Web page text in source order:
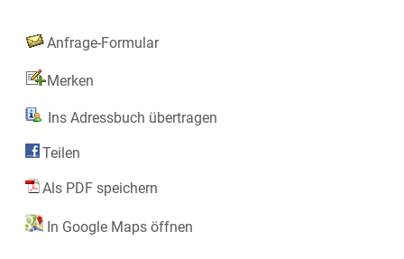
Anfrage-Formular
Merken
Ins Adressbuch übertragen
Teilen
Als PDF speichern
In Google Maps öffnen